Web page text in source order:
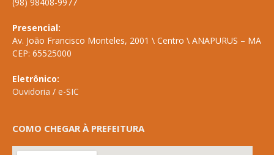
Presencial:
Av. João Francisco Monteles, 2001 \ Centro \ ANAPURUS – MA
CEP: 65525000
Eletrônico:
Ouvidoria / e-SIC
COMO CHEGAR À PREFEITURA